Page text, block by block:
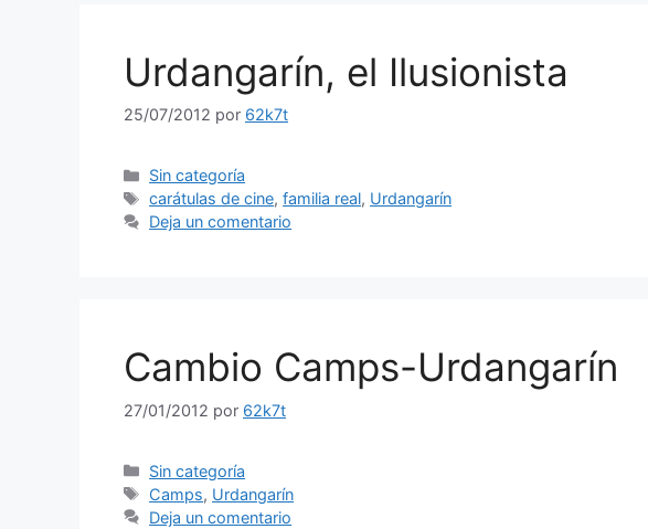
Urdangarín, el Ilusionista
25/07/2012 por 62k7t
Categorías
Sin categoría
Etiquetas
carátulas de cine,familia real, Urdangarín
Deja un comentario
Cambio Camps-Urdangarín
27/01/2012 por 62k7t
Categorías
Sin categoría
Etiquetas
Camps, Urdangarín
Deja un comentario